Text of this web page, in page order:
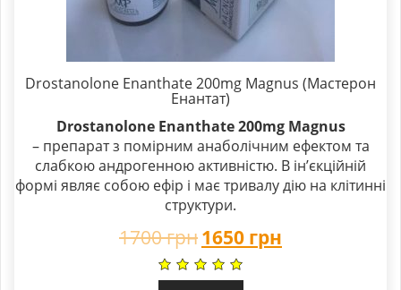
Drostanolone Enanthate 200mg Magnus (Мастерон
Енантат)
Drostanolone Enanthate 200mg Magnus
– препарат з помірним анаболічним ефектом та
слабкою андрогенною активністю. В ін’єкційній
формі являє собою ефір і має тривалу дію на клітинні
структури.
1700грн1650 грн